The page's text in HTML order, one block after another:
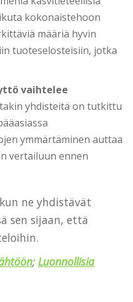
kokonaistehoon
määriä hyvin
tuoteselosteisiin, jotka
vaihtelee
yhdisteitä on tutkittu
ymmärtäminen auttaa
vertailuun ennen
ne yhdistävät
sen sijaan, että
; Luonnollisia